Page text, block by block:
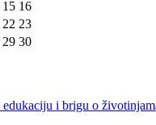
15 16
22 23
29 30